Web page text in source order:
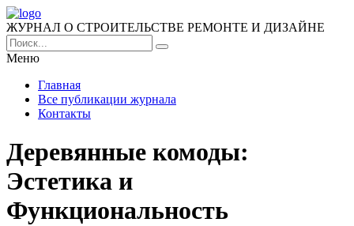
ЖУРНАЛ О СТРОИТЕЛЬСТВЕ РЕМОНТЕ И ДИЗАЙНЕ
Меню
Главная
Все публикации журнала
Контакты
Деревянные комоды:
Эстетика и
Функциональность